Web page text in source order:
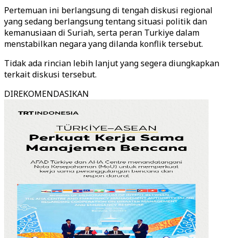
Pertemuan ini berlangsung di tengah diskusi regional
yang sedang berlangsung tentang situasi politik dan
kemanusiaan di Suriah, serta peran Turkiye dalam
menstabilkan negara yang dilanda konflik tersebut.
Tidak ada rincian lebih lanjut yang segera diungkapkan
terkait diskusi tersebut.
DIREKOMENDASIKAN